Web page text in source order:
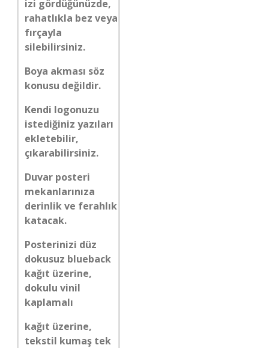
izi gördüğünüzde,
rahatlıkla bez veya
fırçayla
silebilirsiniz.
Boya akması söz
konusu değildir.
Kendi logonuzu
istediğiniz yazıları
ekletebilir,
çıkarabilirsiniz.
Duvar posteri
mekanlarınıza
derinlik ve ferahlık
katacak.
Posterinizi düz
dokusuz blueback
kağıt üzerine,
dokulu vinil
kaplamalı
kağıt üzerine,
tekstil kumaş tek